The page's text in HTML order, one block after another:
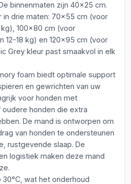
binnenmaten zijn 40x25 cm.
in drie maten: 70x55 cm (voor
100x80 cm (voor
12-18 kg) en 120x95 cm (voor
Grey kleur past smaakvol in elk
foam biedt optimale support
en gewrichten van uw
voor honden met
honden die extra
De mand is ontworpen om
van honden te ondersteunen
rustgevende slaap. De
logistiek maken deze mand
wat het onderhoud